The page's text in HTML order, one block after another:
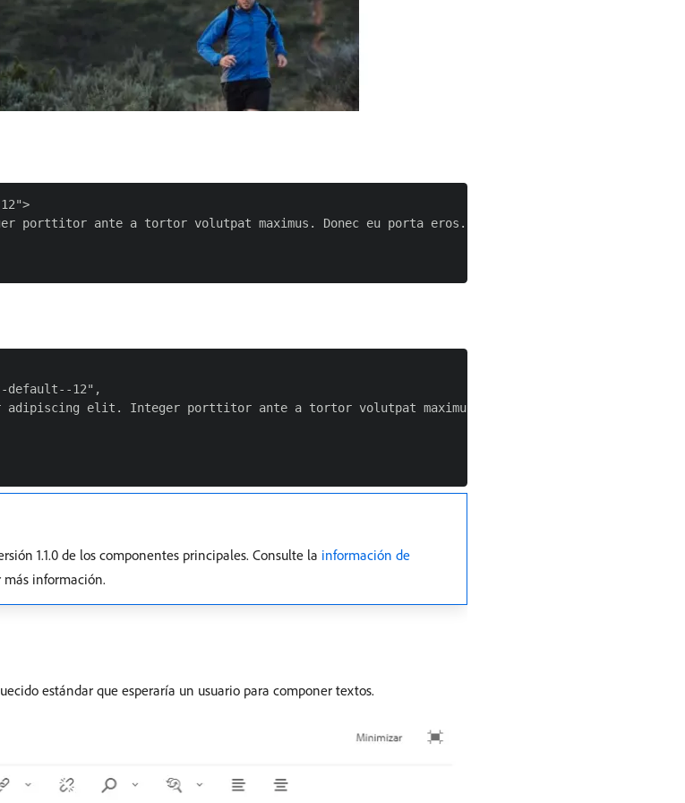
porttitor ante a tortor volutpat maximus. Donec eu porta eros. Aenean sit amet eleifend
default--12",
elit. Integer porttitor ante a tortor volutpat maximus. Donec eu porta eros.
1.1.0 de los componentes principales. Consulte la información de
más información.
estándar que esperaría un usuario para componer textos.